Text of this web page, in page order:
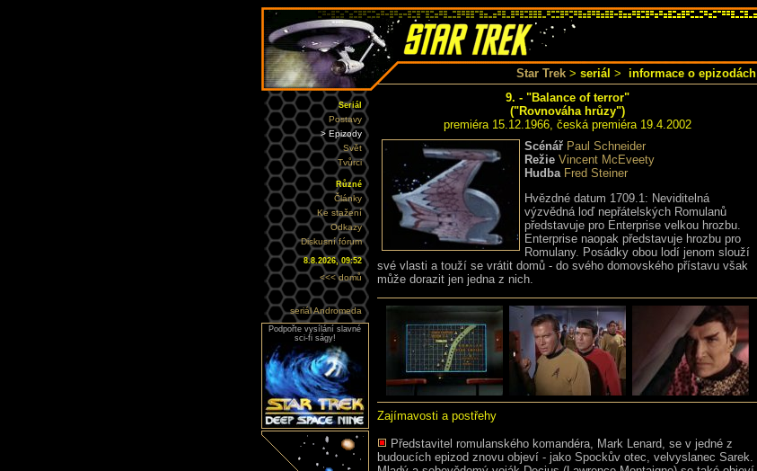
Star Trek> seriál > informace o epizodách
Seriál
Postavy
> Epizody
Svět
Tvůrci
Různé
Články
Ke stažení
Odkazy
Diskusní fórum
8.8.2026, 09:52
<<< domů
seriál Andromeda
Podpořte vysílání slavné
sci-fi ságy!
9. - "Balance of terror"
("Rovnováha hrůzy")
premiéra 15.12.1966, česká premiéra 19.4.2002
Scénář Paul Schneider
Režie Vincent McEveety
Hudba Fred Steiner
Hvězdné datum 1709.1: Neviditelná
výzvědná loď nepřátelských Romulanů
představuje pro Enterprise velkou hrozbu.
Enterprise naopak představuje hrozbu pro
Romulany. Posádky obou lodí jenom slouží
své vlasti a touží se vrátit domů - do svého domovského přístavu však
může dorazit jen jedna z nich.
Zajímavosti a postřehy
Představitel romulanského komandéra, Mark Lenard, se v jedné z
budoucích epizod znovu objeví - jako Spockův otec, velvyslanec Sarek.